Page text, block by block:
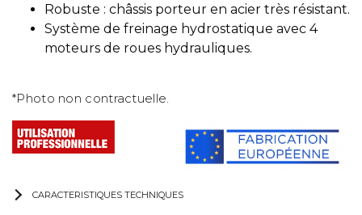
Robuste : châssis porteur en acier très résistant.
Système de freinage hydrostatique avec 4
moteurs de roues hydrauliques.
*Photo non contractuelle.
CARACTERISTIQUES TECHNIQUES